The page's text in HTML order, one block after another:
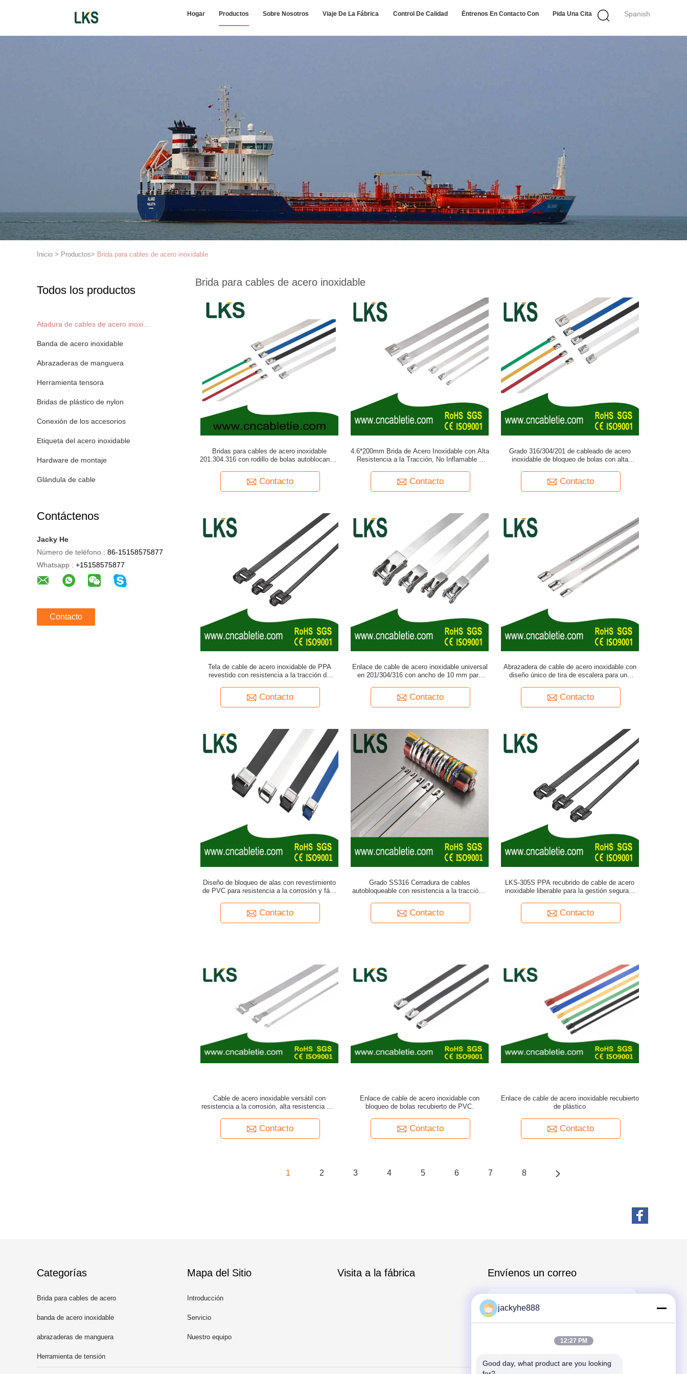
Spanish
Hogar Productos Sobre Nosotros Viaje De La Fábrica Control De Calidad Éntrenos En Contacto Con Pida Una Cita
Inicio > Productos> Brida para cables de acero inoxidable
Todos los productos
Atadura de cables de acero inoxidable
Banda de acero inoxidable
Abrazaderas de manguera
Herramienta tensora
Bridas de plástico de nylon
Conexión de los accesorios
Etiqueta del acero inoxidable
Hardware de montaje
Glándula de cable
Contáctenos
Jacky He
Número de teléfono : 86-15158575877
Whatsapp : +15158575877
Contacto
Brida para cables de acero inoxidable
Bridas para cables de acero inoxidable
201.304.316 con rodillo de bolas autoblocantes
Contacto
4.6*200mm Brida de Acero Inoxidable con Alta
Resistencia a la Tracción, No Inflamable y
Contacto
Grado 316/304/201 de cableado de acero
inoxidable de bloqueo de bolas con alta
Contacto
Tela de cable de acero inoxidable de PPA
revestido con resistencia a la tracción de
Contacto
Enlace de cable de acero inoxidable universal
en 201/304/316 con ancho de 10 mm para
Contacto
Abrazadera de cable de acero inoxidable con
diseño único de tira de escalera para una
Contacto
Diseño de bloqueo de alas con revestimiento
de PVC para resistencia a la corrosión y fácil
Contacto
Grado SS316 Cerradura de cables
autobloqueable con resistencia a la tracción y
Contacto
LKS-305S PPA recubrido de cable de acero
inoxidable liberable para la gestión segura y
Contacto
Cable de acero inoxidable versátil con
resistencia a la corrosión, alta resistencia a la
Contacto
Enlace de cable de acero inoxidable con
bloqueo de bolas recubierto de PVC.
Contacto
Enlace de cable de acero inoxidable recubierto
de plástico
Contacto
1 2 3 4 5 6 7 8
Categorías
Brida para cables de acero
inoxidable
banda de acero inoxidable
abrazaderas de manguera
Herramienta de tensión
Mapa del Sitio
Introducción
Servicio
Nuestro equipo
Visita a la fábrica Envíenos un correo
jackyhe888
12:27 PM
Good day, what product are you looking